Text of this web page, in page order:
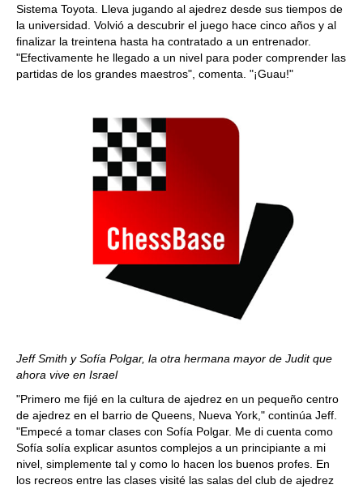
Sistema Toyota. Lleva jugando al ajedrez desde sus tiempos de
la universidad. Volvió a descubrir el juego hace cinco años y al
finalizar la treintena hasta ha contratado a un entrenador.
"Efectivamente he llegado a un nivel para poder comprender las
partidas de los grandes maestros", comenta. "¡Guau!"
Jeff Smith y Sofía Polgar, la otra hermana mayor de Judit que
ahora vive en Israel
"Primero me fijé en la cultura de ajedrez en un pequeño centro
de ajedrez en el barrio de Queens, Nueva York," continúa Jeff.
"Empecé a tomar clases con Sofía Polgar. Me di cuenta como
Sofía solía explicar asuntos complejos a un principiante a mi
nivel, simplemente tal y como lo hacen los buenos profes. En
los recreos entre las clases visité las salas del club de ajedrez